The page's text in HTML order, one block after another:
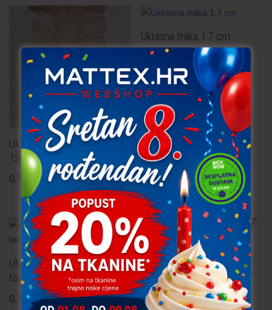
Ukrasna traka – svijetlo roza
13.5 cm
0,70 uključ. PDV po metru
Ukrasna traka 1.7 cm
0,50 uključ. PDV po metru
Ukrasna traka – 11.5 cm
tamno bež
0,70€ uključ. PDV po metru
TRAJNO NISKA CIJENA!
Pamučna traka 55 mm
0,30€ uključ. PDV po metru